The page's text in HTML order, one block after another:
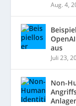
Aug. 4,
aus
Juli 23,
Non-